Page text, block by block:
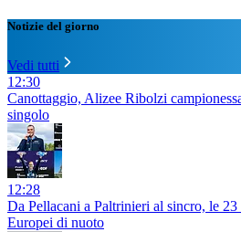
Notizie del giorno
Vedi tutti
12:30
Canottaggio, Alizee Ribolzi
singolo
12:28
Da Pellacani a Paltrinieri al sincro, le
Europei di nuoto